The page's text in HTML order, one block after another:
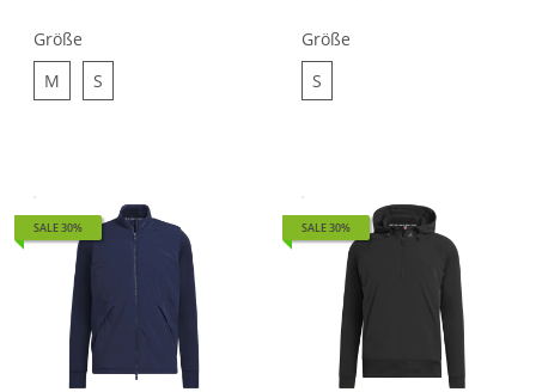
Größe
M
S
Größe
S
SALE 30% SALE 30%